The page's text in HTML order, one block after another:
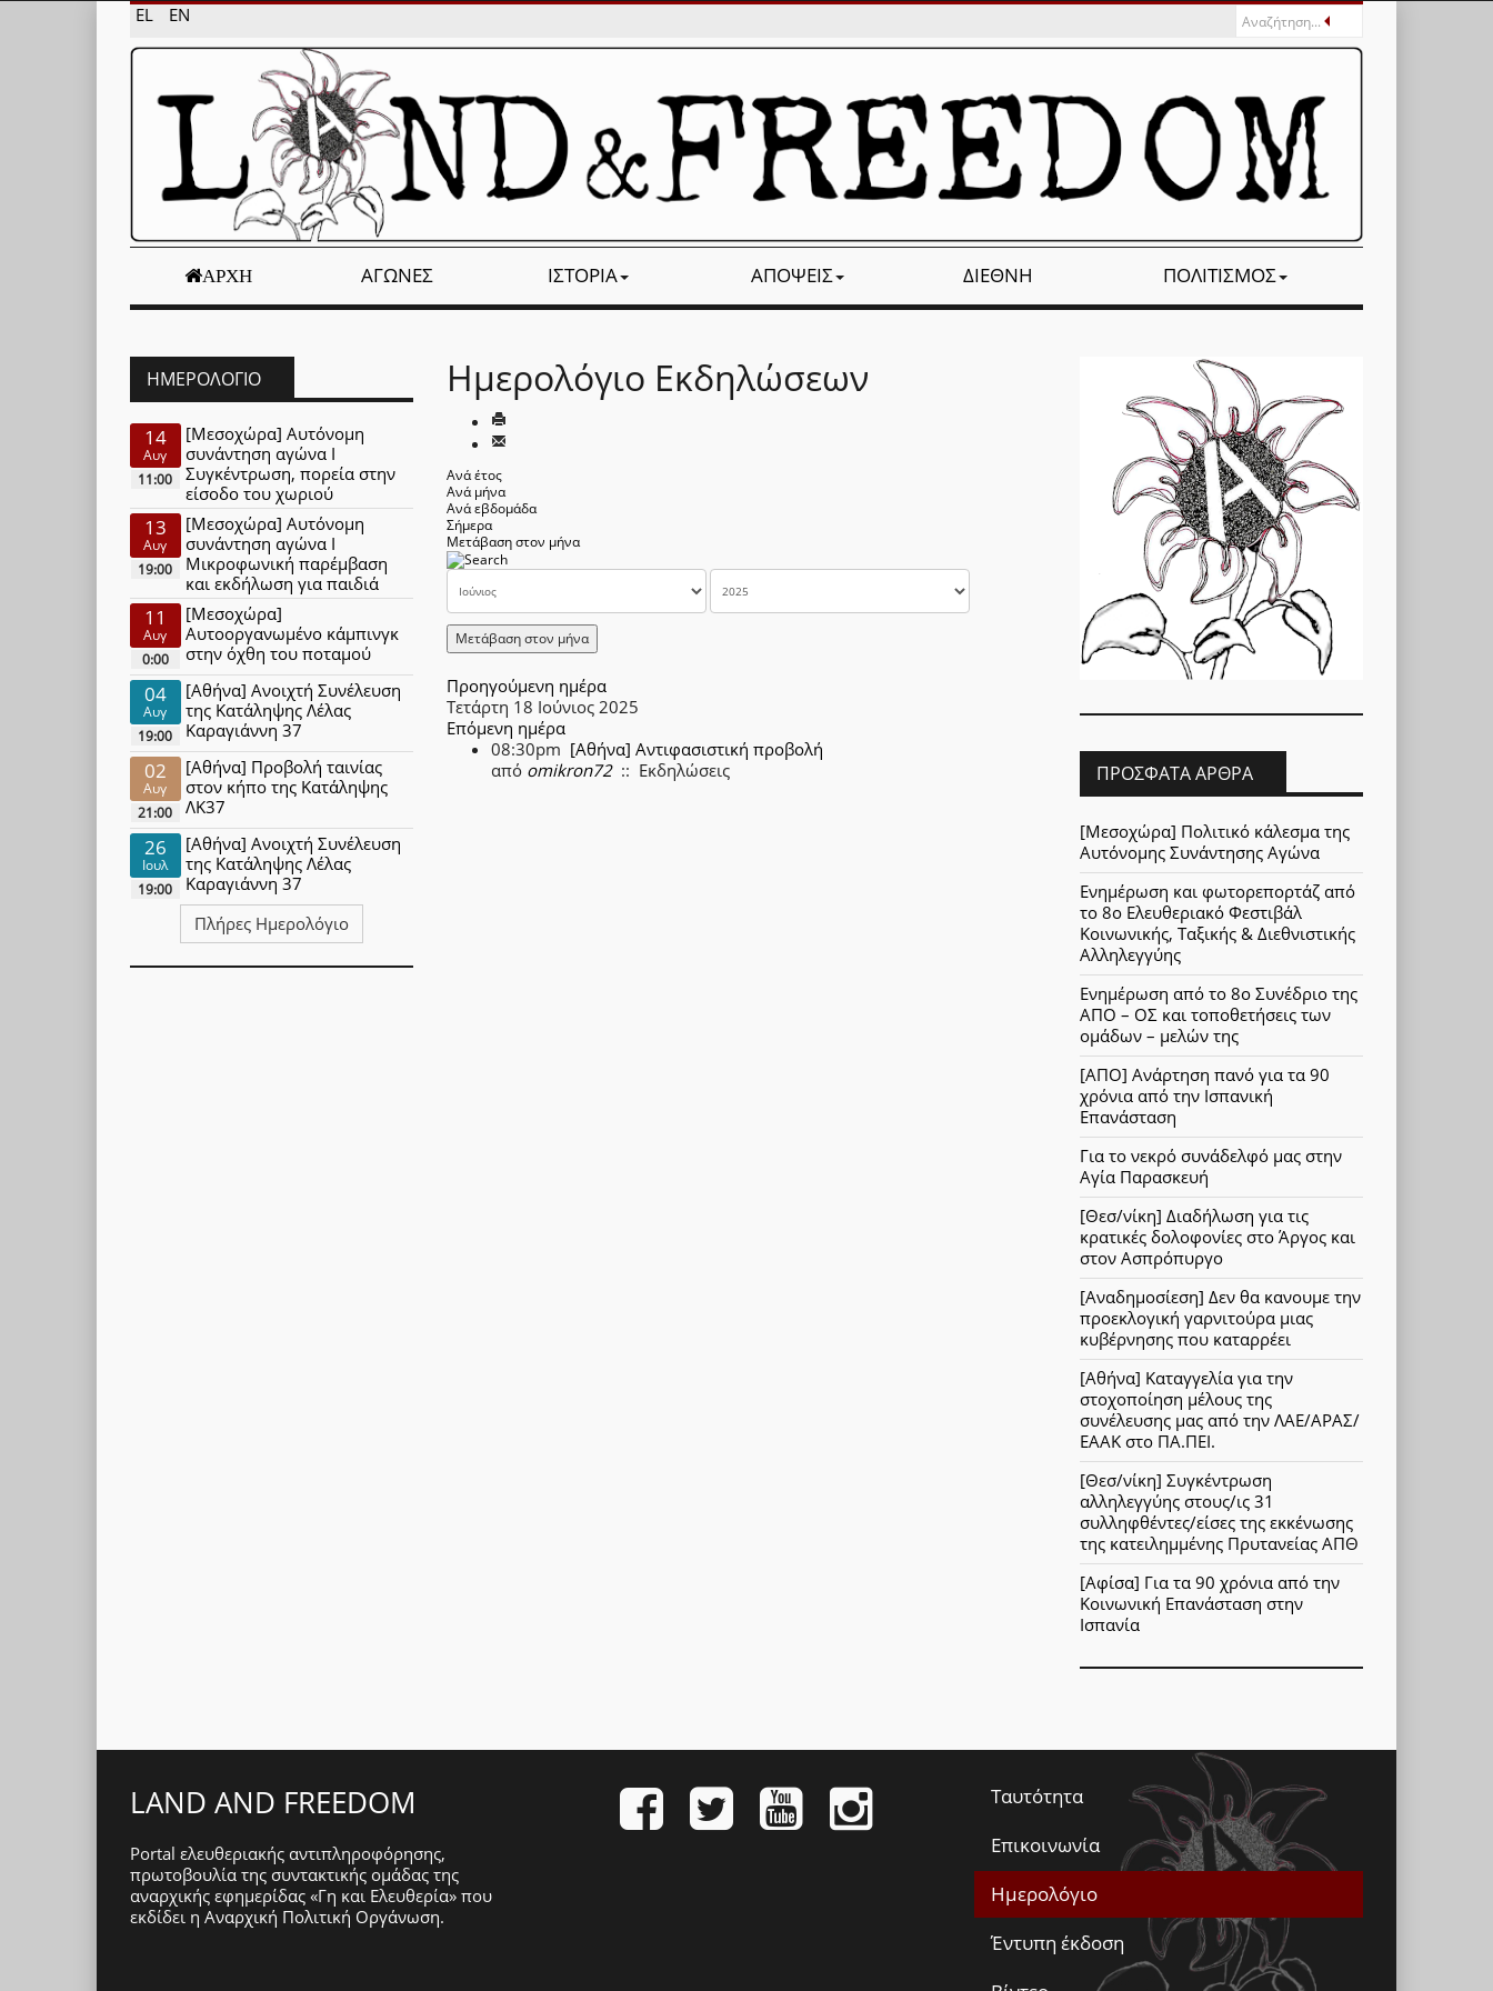
EL EN
ΑΡΧΉ ΑΓΏΝΕΣ ΙΣΤΟΡΊΑ ΑΠΌΨΕΙΣ ΔΙΕΘΝΉ ΠΟΛΙΤΙΣΜΌΣ
Ημερολόγιο Εκδηλώσεων
Ανά έτος
Ανά μήνα
Ανά εβδομάδα
Σήμερα
Μετάβαση στον μήνα
Μετάβαση στον μήνα
Προηγούμενη ημέρα
Τετάρτη 18 Ιούνιος 2025
Επόμενη ημέρα
08:30pm [Αθήνα] Αντιφασιστική προβολή
από omikron72:: Εκδηλώσεις
ΗΜΕΡΟΛΌΓΙΟ
14
Αυγ
11:00
[Μεσοχώρα] Αυτόνομη
συνάντηση αγώνα Ι
Συγκέντρωση, πορεία στην
είσοδο του χωριού
13
Αυγ
19:00
[Μεσοχώρα] Αυτόνομη
συνάντηση αγώνα Ι
Μικροφωνική παρέμβαση
και εκδήλωση για παιδιά
11
Αυγ
0:00
[Μεσοχώρα]
Αυτοοργανωμένο κάμπινγκ
στην όχθη του ποταμού
04
Αυγ
19:00
[Αθήνα] Ανοιχτή Συνέλευση
της Κατάληψης Λέλας
Καραγιάννη 37
02
Αυγ
21:00
[Αθήνα] Προβολή ταινίας
στον κήπο της Κατάληψης
ΛΚ37
26
Ιουλ
19:00
[Αθήνα] Ανοιχτή Συνέλευση
της Κατάληψης Λέλας
Καραγιάννη 37
Πλήρες Ημερολόγιο
ΠΡΌΣΦΑΤΑ ΆΡΘΡΑ
[Μεσοχώρα] Πολιτικό κάλεσμα της
Αυτόνομης Συνάντησης Αγώνα
Ενημέρωση και φωτορεπορτάζ από
το 8ο Ελευθεριακό Φεστιβάλ
Κοινωνικής, Ταξικής & Διεθνιστικής
Αλληλεγγύης
Ενημέρωση από το 8ο Συνέδριο της
ΑΠΟ – ΟΣ και τοποθετήσεις των
ομάδων – μελών της
[ΑΠΟ] Ανάρτηση πανό για τα 90
χρόνια από την Ισπανική
Επανάσταση
Για το νεκρό συνάδελφό μας στην
Αγία Παρασκευή
[Θεσ/νίκη] Διαδήλωση για τις
κρατικές δολοφονίες στο Άργος και
στον Ασπρόπυργο
[Αναδημοσίεση] Δεν θα κανουμε την
προεκλογική γαρνιτούρα μιας
κυβέρνησης που καταρρέει
[Αθήνα] Καταγγελία για την
στοχοποίηση μέλους της
συνέλευσης μας από την ΛΑΕ/ΑΡΑΣ/
ΕΑΑΚ στο ΠΑ.ΠΕΙ.
[Θεσ/νίκη] Συγκέντρωση
αλληλεγγύης στους/ις 31
συλληφθέντες/είσες της εκκένωσης
της κατειλημμένης Πρυτανείας ΑΠΘ
[Αφίσα] Για τα 90 χρόνια από την
Κοινωνική Επανάσταση στην
Ισπανία
LAND AND FREEDOM
Portal ελευθεριακής αντιπληροφόρησης,
πρωτοβουλία της συντακτικής ομάδας της
αναρχικής εφημερίδας «Γη και Ελευθερία» που
εκδίδει η Αναρχική Πολιτική Οργάνωση.
Ταυτότητα
Επικοινωνία
Ημερολόγιο
Έντυπη έκδοση